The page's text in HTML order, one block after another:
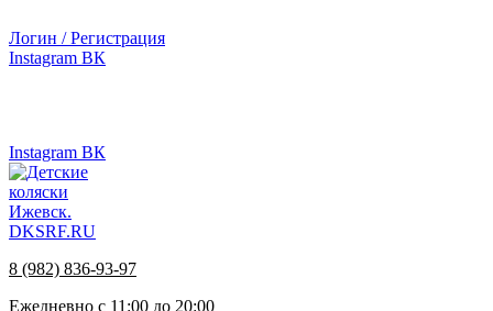
Логин / Регистрация
Instagram ВК
Instagram ВК
8 (982) 836-93-97
Ежедневно с 11:00 до 20:00